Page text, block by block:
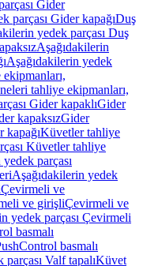
Gider
parçası Gider kapağıDuş
yedek parçası Duş
Aşağıdakilerin
Aşağıdakilerin yedek
tahliye ekipmanları,
Gider kapaklıGider
kapaksızGider
kapağıKüvetler tahliye
Küvetler tahliye
parçası
Aşağıdakilerin yedek
Çevirmeli ve
ve girişliÇevirmeli ve
yedek parçası Çevirmeli
basmalı
basmalı
Valf tapalıKüvet